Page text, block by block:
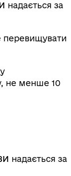
надається за
перевищувати
не менше 10
надається за